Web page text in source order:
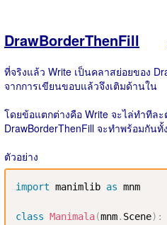
DrawBorderThenFill
ที่จริงแล้ว Write เป็นคลาสย่อยของ
จากการเขียนขอบแล้วจึงเติมด้านใน
โดยข้อแตกต่างคือ Write จะไล่ทำทีล
DrawBorderThenFill จะทำพร้อมกันทั้
ตัวอย่าง
import manimlib as mnm
class Manimala(mnm. Scene) :